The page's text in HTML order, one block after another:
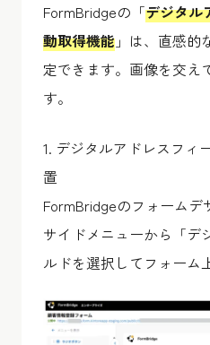
FormBridgeの「デジタル
動取得機能 」は、直感的
定できます。画像を交え
す。
1. デジタルアドレスフィ
置
FormBridgeのフォームデ
サイドメニューから「デ
ルドを選択してフォーム